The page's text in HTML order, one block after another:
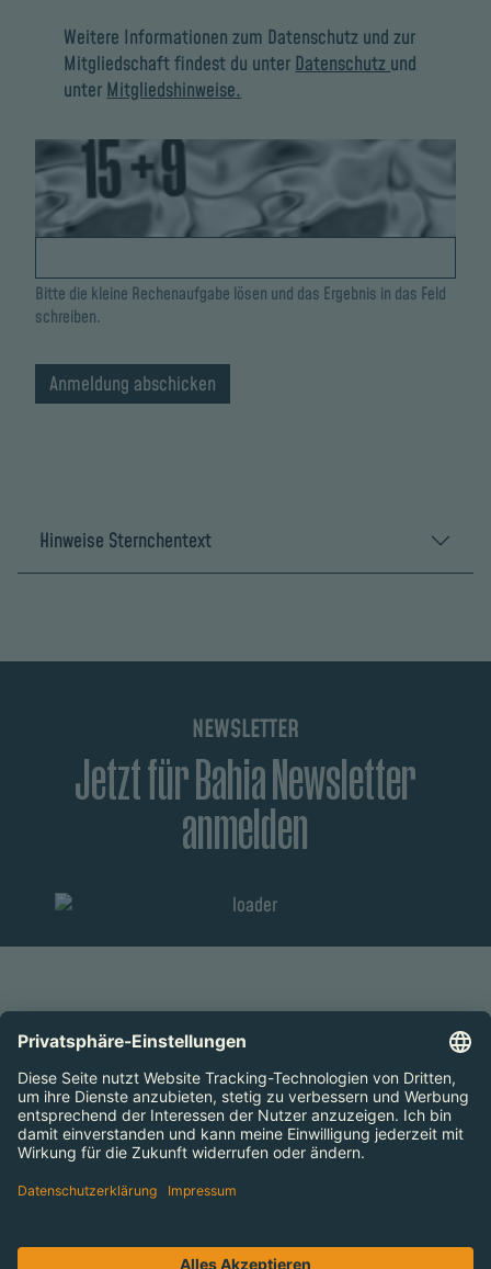
Weitere Informationen zum Datenschutz und zur
Mitgliedschaft findest du unterDatenschutzund
unterMitgliedshinweise.
Bitte die kleine Rechenaufgabe lösen und das Ergebnis in das Feld
schreiben.
Hinweise Sternchentext
NEWSLETTER
Jetzt für Bahia Newsletter
anmelden
ZUM SEITENANFANG
Preise
Öffnungszeiten
Arbeiten im Bahia
Barrierefreiheitserklärung